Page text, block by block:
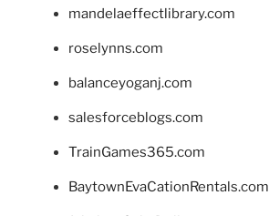
mandelaeffectlibrary.com
roselynns.com
balanceyoganj.com
salesforceblogs.com
TrainGames365.com
BaytownEvaCationRentals.com